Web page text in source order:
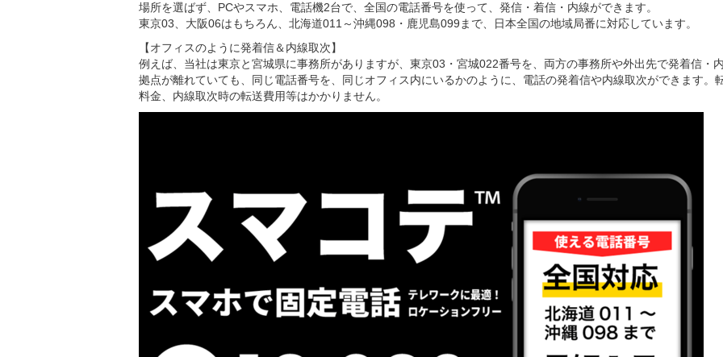
場所を選ばず、PCやスマホ、電話機2台で、全国の電話番号を使って、発信・着信・内線ができます。
東京03、大阪06はもちろん、北海道011～沖縄098・鹿児島099まで、日本全国の地域局番に対応しています。
【オフィスのように発着信＆内線取次】
例えば、当社は東京と宮城県に事務所がありますが、東京03・宮城022番号を、両方の事務所や外出先で発着信・
拠点が離れていても、同じ電話番号を、同じオフィス内にいるかのように、電話の発着信や内線取次ができます。
料金、内線取次時の転送費用等はかかりません。